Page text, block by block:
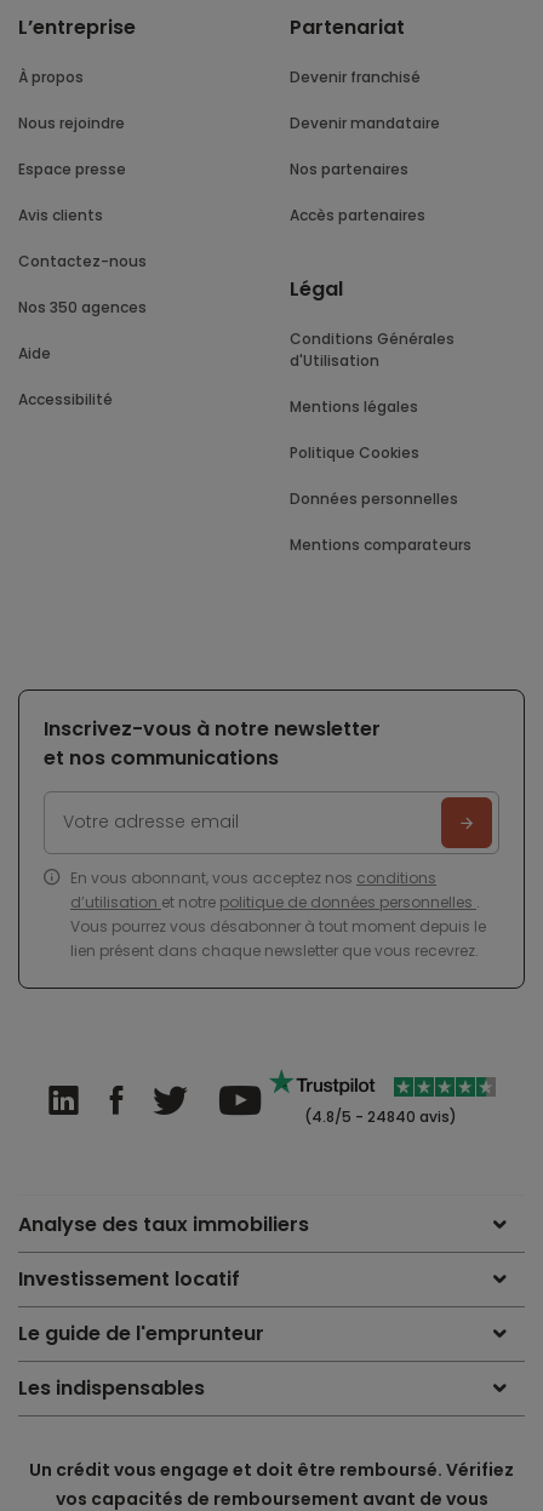
L’entreprise
À propos
Nous rejoindre
Espace presse
Avis clients
Contactez-nous
Nos 350 agences
Aide
Accessibilité
Partenariat
Devenir franchisé
Devenir mandataire
Nos partenaires
Accès partenaires
Légal
Conditions Générales
d'Utilisation
Mentions légales
Politique Cookies
Données personnelles
Mentions comparateurs
Inscrivez-vous à notre newsletter
et nos communications
En vous abonnant, vous acceptez nos conditions
d’utilisation et notre politique de données personnelles .
Vous pourrez vous désabonner à tout moment depuis le
lien présent dans chaque newsletter que vous recevrez.
(4.8/5 - 24840 avis)
Analyse des taux immobiliers
Investissement locatif
Le guide de l'emprunteur
Les indispensables
Un crédit vous engage et doit être remboursé. Vérifiez
vos capacités de remboursement avant de vous